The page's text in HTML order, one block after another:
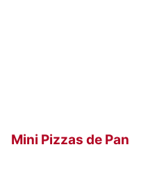
Mini Pizzas de Pan